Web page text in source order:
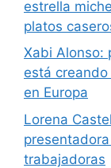
estrella
platos
Xabi Alonso:
está
en Europa
Lorena
trabajadoras